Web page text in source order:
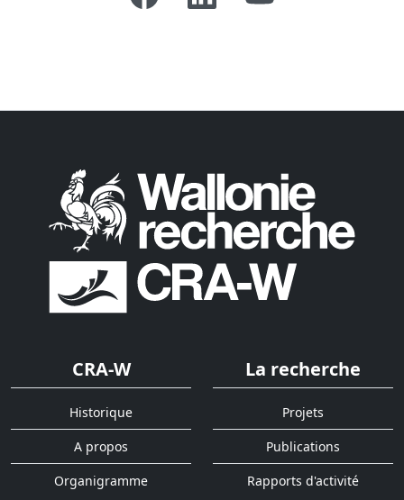
CRA-W
Historique
A propos
Organigramme
La recherche
Projets
Publications
Rapports d'activité